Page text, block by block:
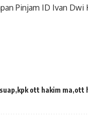
Pinjam ID Ivan Dwi
kpk ott hakim ma ott